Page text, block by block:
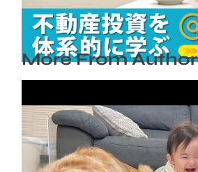
2025年5月23日
More From Author